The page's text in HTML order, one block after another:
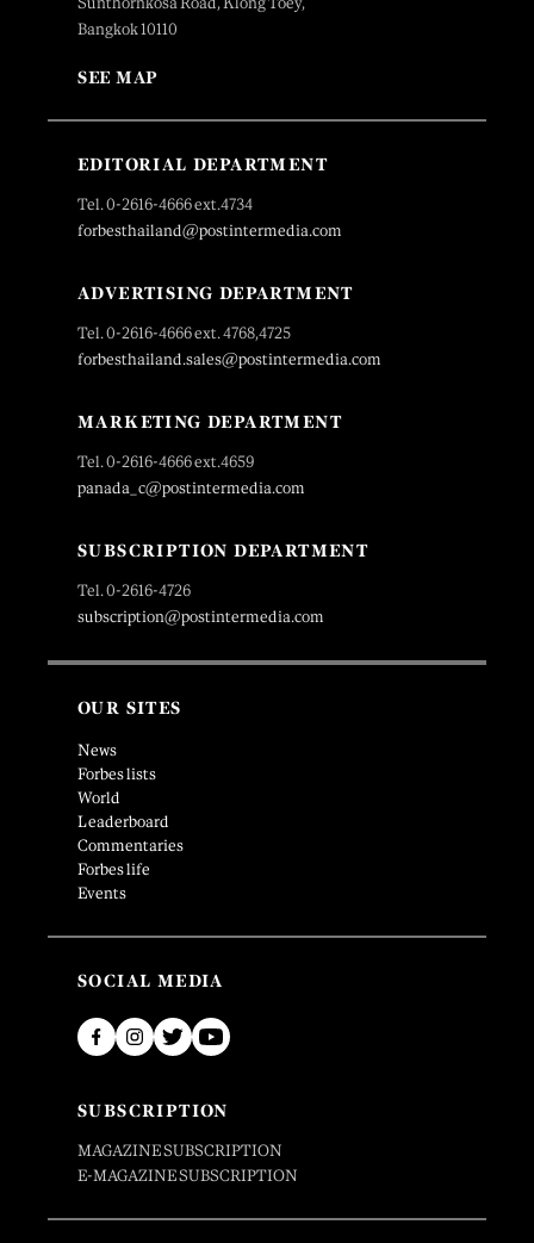
Bangkok 10110
SEE MAP
EDITORIAL DEPARTMENT
Tel. 0-2616-4666 ext.4734
forbesthailand@postintermedia.com
ADVERTISING DEPARTMENT
Tel. 0-2616-4666 ext. 4768,4725
forbesthailand.sales@postintermedia.com
MARKETING DEPARTMENT
Tel. 0-2616-4666 ext.4659
panada_c@postintermedia.com
SUBSCRIPTION DEPARTMENT
Tel. 0-2616-4726
subscription@postintermedia.com
OUR SITES
News
Forbes lists
World
Leaderboard
Commentaries
Forbes life
Events
SOCIAL MEDIA
SUBSCRIPTION
MAGAZINE SUBSCRIPTION
E-MAGAZINE SUBSCRIPTION